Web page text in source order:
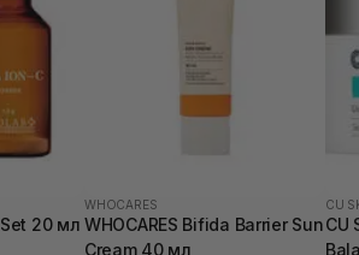
20 мл
WHOCARES
WHOCARES Bifida Barrier Sun
Cream 40 мл
CU
CU